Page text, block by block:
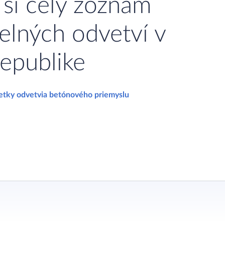
celý zoznam
odvetví v
odvetvia betónového priemyslu